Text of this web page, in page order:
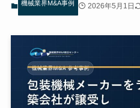
機械業界M&A事例 2026年5月1日